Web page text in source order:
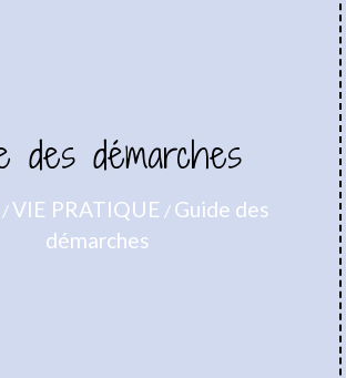
des démarches
/VIE PRATIQUE / Guide des
démarches